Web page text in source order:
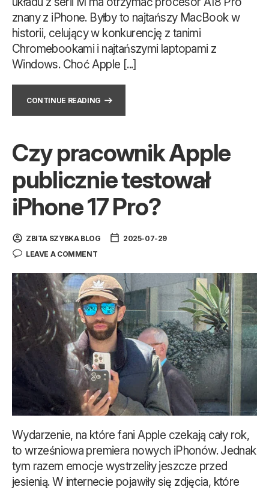
znany z iPhone. Byłby to najtańszy MacBook w
historii, celujący w konkurencję z tanimi
Chromebookami i najtańszymi laptopami z
Windows. Choć Apple [...]
CONTINUE READING
Czy pracownik Apple
publicznie testował
iPhone 17 Pro?
ZBITA SZYBKA BLOG
2025-07-29
LEAVE A COMMENT
Wydarzenie, na które fani Apple czekają cały rok,
to wrześniowa premiera nowych iPhonów. Jednak
tym razem emocje wystrzeliły jeszcze przed
jesienią. W internecie pojawiły się zdjęcia, które